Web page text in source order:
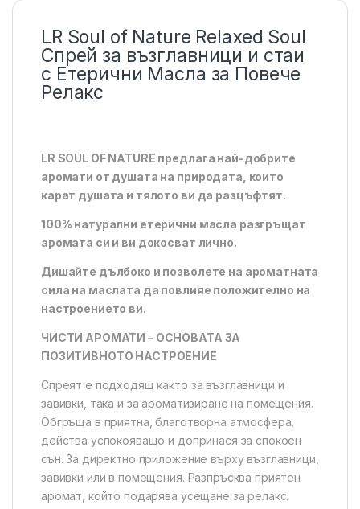
LR Soul of Nature Relaxed Soul
Спрей за възглавници и стаи
с Етерични Масла за Повече
Релакс
LR SOUL OF NATURE предлага най-добрите
аромати от душата на природата, които
карат душата и тялото ви да разцъфтят.
100% натурални етерични масла разгръщат
аромата си и ви докосват лично.
Дишайте дълбоко и позволете на ароматната
сила на маслата да повлияе положително на
настроението ви.
ЧИСТИ АРОМАТИ – ОСНОВАТА ЗА
ПОЗИТИВНОТО НАСТРОЕНИЕ
Спреят е подходящ както за възглавници и
завивки, така и за ароматизиране на помещения.
Обгръща в приятна, благотворна атмосфера,
действа успокояващо и допринася за спокоен
сън. За директно приложение върху възглавници,
завивки или в помещения. Разпръсква приятен
аромат, който подарява усещане за релакс.